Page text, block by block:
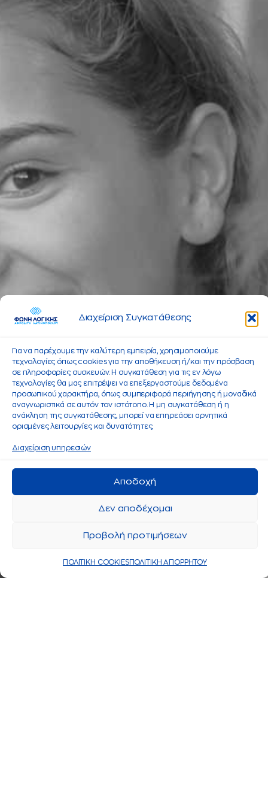
Διαχείριση Συγκατάθεσης
Για να παρέχουμε την καλύτερη εμπειρία, χρησιμοποιούμε
τεχνολογίες όπως cookies για την αποθήκευση ή/και την πρόσβαση
σε πληροφορίες συσκευών. Η συγκατάθεση για τις εν λόγω
τεχνολογίες θα μας επιτρέψει να επεξεργαστούμε δεδομένα
προσωπικού χαρακτήρα, όπως συμπεριφορά περιήγησης ή μοναδικά
αναγνωριστικά σε αυτόν τον ιστότοπο. Η μη συγκατάθεση ή η
ανάκληση της συγκατάθεσης, μπορεί να επηρεάσει αρνητικά
ορισμένες λειτουργίες και δυνατότητες.
Διαχείριση υπηρεσιών
Αποδοχή
Δεν αποδέχομαι
Προβολή προτιμήσεων
ΠΟΛΙΤΙΚΗ COOKIESΠΟΛΙΤΙΚΗ ΑΠΟΡΡΗΤΟΥ